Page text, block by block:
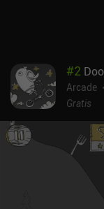
#2
Arcade
Gratis